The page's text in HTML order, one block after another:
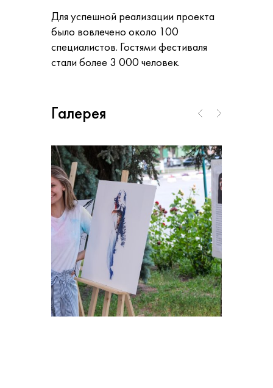
Для успешной реализации проекта
было вовлечено около 100
специалистов. Гостями фестиваля
стали более 3 000 человек.
Галерея